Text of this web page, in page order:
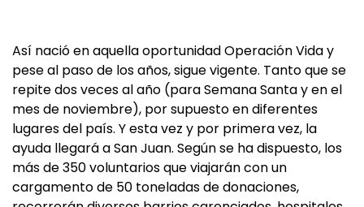
Así nació en aquella oportunidad Operación Vida y
pese al paso de los años, sigue vigente. Tanto que se
repite dos veces al año (para Semana Santa y en el
mes de noviembre), por supuesto en diferentes
lugares del país. Y esta vez y por primera vez, la
ayuda llegará a San Juan. Según se ha dispuesto, los
más de 350 voluntarios que viajarán con un
cargamento de 50 toneladas de donaciones,